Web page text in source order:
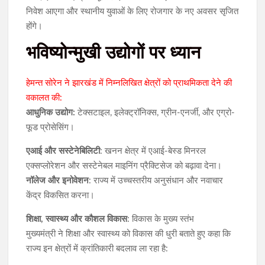
निवेश आएगा और स्थानीय युवाओं के लिए रोजगार के नए अवसर सृजित
होंगे।
भविष्योन्मुखी उद्योगों पर ध्यान
हेमन्त सोरेन ने झारखंड में निम्नलिखित क्षेत्रों को प्राथमिकता देने की
वकालत की:
आधुनिक उद्योग: टेक्सटाइल, इलेक्ट्रॉनिक्स, ग्रीन-एनर्जी, और एग्रो-
फूड प्रोसेसिंग।
एआई और सस्टेनेबिलिटी: खनन क्षेत्र में एआई-बेस्ड मिनरल
एक्सप्लोरेशन और सस्टेनेबल माइनिंग प्रैक्टिसेज को बढ़ावा देना।
नॉलेज और इनोवेशन: राज्य में उच्चस्तरीय अनुसंधान और नवाचार
केंद्र विकसित करना।
शिक्षा, स्वास्थ्य और कौशल विकास: विकास के मुख्य स्तंभ
मुख्यमंत्री ने शिक्षा और स्वास्थ्य को विकास की धुरी बताते हुए कहा कि
राज्य इन क्षेत्रों में क्रांतिकारी बदलाव ला रहा है: